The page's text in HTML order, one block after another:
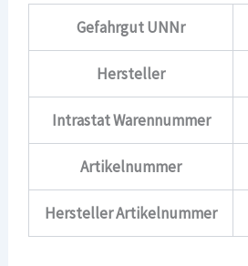
Gefahrgut UNNr
Hersteller
Intrastat Warennummer
Artikelnummer
Hersteller Artikelnummer